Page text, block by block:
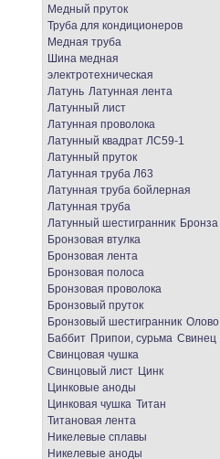
Медный пруток
Труба для кондиционеров
Медная труба
Шина медная
электротехническая
Латунь Латунная лента
Латунный лист
Латунная проволока
Латунный квадрат ЛС59-1
Латунный пруток
Латунная труба Л63
Латунная труба бойлерная
Латунная труба
Латунный шестигранник Бронза
Бронзовая втулка
Бронзовая лента
Бронзовая полоса
Бронзовая проволока
Бронзовый пруток
Бронзовый шестигранник Олово
Баббит Припои, сурьма Свинец
Свинцовая чушка
Свинцовый лист Цинк
Цинковые аноды
Цинковая чушка Титан
Титановая лента
Никелевые сплавы
Никелевые аноды